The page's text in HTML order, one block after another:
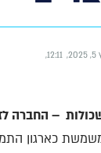
12:11
– החברה לזכויות
כארגון